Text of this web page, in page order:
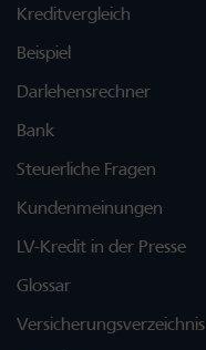
Kreditvergleich
Beispiel
Darlehensrechner
Bank
Steuerliche Fragen
Kundenmeinungen
LV-Kredit in der Presse
Glossar
Versicherungsverzeichnis